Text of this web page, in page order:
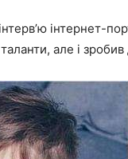
інтернет-
але і